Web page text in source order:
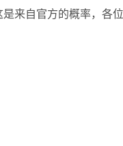
来自官方的概率，各